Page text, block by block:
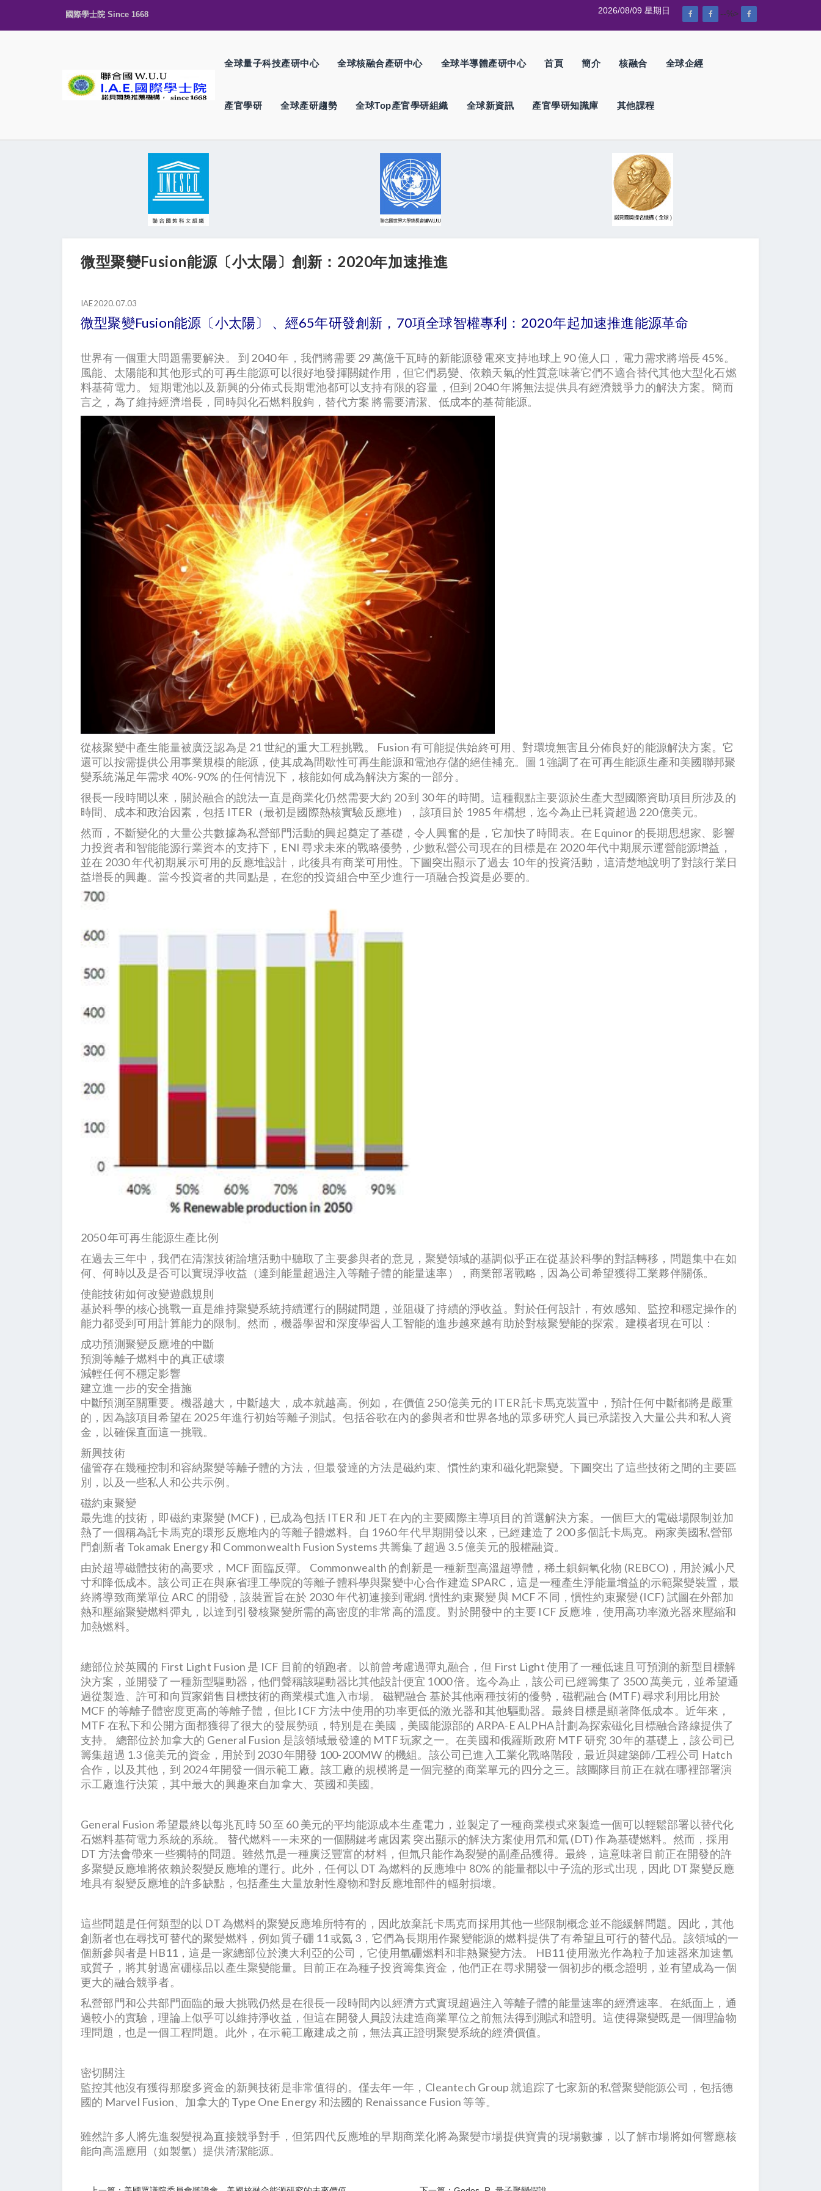
國際學士院 Since 1668 --%>
2026/08/09 星期日
全球量子科技產研中心 全球核融合產研中心 全球半導體產研中心 首頁 簡介 核融合 全球企經
產官學研 全球產研趨勢 全球Top產官學研組織 全球新資訊 產官學研知識庫 其他課程
微型聚變Fusion能源〔小太陽〕創新：2020年加速推進
IAE2020.07.03
微型聚變Fusion能源〔小太陽〕 、經65年研發創新，70項全球智權專利：2020年起加速推進能源革命
世界有一個重大問題需要解決。 到 2040 年，我們將需要 29 萬億千瓦時的新能源發電來支持地球上 90 億人口，電力需求將增長 45%。
風能、太陽能和其他形式的可再生能源可以很好地發揮關鍵作用，但它們易變、依賴天氣的性質意味著它們不適合替代其他大型化石燃
料基荷電力。 短期電池以及新興的分佈式長期電池都可以支持有限的容量，但到 2040 年將無法提供具有經濟競爭力的解決方案。簡而
言之，為了維持經濟增長，同時與化石燃料脫鉤，替代方案 將需要清潔、低成本的基荷能源。
從核聚變中產生能量被廣泛認為是 21 世紀的重大工程挑戰。 Fusion 有可能提供始終可用、對環境無害且分佈良好的能源解決方案。它
還可以按需提供公用事業規模的能源，使其成為間歇性可再生能源和電池存儲的絕佳補充。圖 1 強調了在可再生能源生產和美國聯邦聚
變系統滿足年需求 40%-90% 的任何情況下，核能如何成為解決方案的一部分。
很長一段時間以來，關於融合的說法一直是商業化仍然需要大約 20 到 30 年的時間。這種觀點主要源於生產大型國際資助項目所涉及的
時間、成本和政治因素，包括 ITER（最初是國際熱核實驗反應堆），該項目於 1985 年構想，迄今為止已耗資超過 220 億美元。
然而，不斷變化的大量公共數據為私營部門活動的興起奠定了基礎，令人興奮的是，它加快了時間表。在 Equinor 的長期思想家、影響
力投資者和智能能源行業資本的支持下，ENI 尋求未來的戰略優勢，少數私營公司現在的目標是在 2020 年代中期展示運營能源增益，
並在 2030 年代初期展示可用的反應堆設計，此後具有商業可用性。下圖突出顯示了過去 10 年的投資活動，這清楚地說明了對該行業日
益增長的興趣。當今投資者的共同點是，在您的投資組合中至少進行一項融合投資是必要的。
2050 年可再生能源生產比例
在過去三年中，我們在清潔技術論壇活動中聽取了主要參與者的意見，聚變領域的基調似乎正在從基於科學的對話轉移，問題集中在如
何、何時以及是否可以實現淨收益（達到能量超過注入等離子體的能量速率），商業部署戰略，因為公司希望獲得工業夥伴關係。
使能技術如何改變遊戲規則
基於科學的核心挑戰一直是維持聚變系統持續運行的關鍵問題，並阻礙了持續的淨收益。對於任何設計，有效感知、監控和穩定操作的
能力都受到可用計算能力的限制。然而，機器學習和深度學習人工智能的進步越來越有助於對核聚變能的探索。建模者現在可以：
成功預測聚變反應堆的中斷
預測等離子燃料中的真正破壞
減輕任何不穩定影響
建立進一步的安全措施
中斷預測至關重要。機器越大，中斷越大，成本就越高。例如，在價值 250 億美元的 ITER 託卡馬克裝置中，預計任何中斷都將是嚴重
的，因為該項目希望在 2025 年進行初始等離子測試。包括谷歌在內的參與者和世界各地的眾多研究人員已承諾投入大量公共和私人資
金，以確保直面這一挑戰。
新興技術
儘管存在幾種控制和容納聚變等離子體的方法，但最發達的方法是磁約束、慣性約束和磁化靶聚變。下圖突出了這些技術之間的主要區
別，以及一些私人和公共示例。
磁約束聚變
最先進的技術，即磁約束聚變 (MCF)，已成為包括 ITER 和 JET 在內的主要國際主導項目的首選解決方案。一個巨大的電磁場限制並加
熱了一個稱為託卡馬克的環形反應堆內的等離子體燃料。自 1960 年代早期開發以來，已經建造了 200 多個託卡馬克。兩家美國私營部
門創新者 Tokamak Energy 和 Commonwealth Fusion Systems 共籌集了超過 3.5 億美元的股權融資。
由於超導磁體技術的高要求，MCF 面臨反彈。 Commonwealth 的創新是一種新型高溫超導體，稀土鋇銅氧化物 (REBCO)，用於減小尺
寸和降低成本。該公司正在與麻省理工學院的等離子體科學與聚變中心合作建造 SPARC，這是一種產生淨能量增益的示範聚變裝置，最
終將導致商業單位 ARC 的開發，該裝置旨在於 2030 年代初連接到電網. 慣性約束聚變 與 MCF 不同，慣性約束聚變 (ICF) 試圖在外部加
熱和壓縮聚變燃料彈丸，以達到引發核聚變所需的高密度的非常高的溫度。對於開發中的主要 ICF 反應堆，使用高功率激光器來壓縮和
加熱燃料。
總部位於英國的 First Light Fusion 是 ICF 目前的領跑者。以前曾考慮過彈丸融合，但 First Light 使用了一種低速且可預測的新型目標解
決方案，並開發了一種新型驅動器，他們聲稱該驅動器比其他設計便宜 1000 倍。迄今為止，該公司已經籌集了 3500 萬美元，並希望通
過從製造、許可和向買家銷售目標技術的商業模式進入市場。 磁靶融合 基於其他兩種技術的優勢，磁靶融合 (MTF) 尋求利用比用於
MCF 的等離子體密度更高的等離子體，但比 ICF 方法中使用的功率更低的激光器和其他驅動器。最終目標是顯著降低成本。近年來，
MTF 在私下和公開方面都獲得了很大的發展勢頭，特別是在美國，美國能源部的 ARPA-E ALPHA 計劃為探索磁化目標融合路線提供了
支持。 總部位於加拿大的 General Fusion 是該領域最發達的 MTF 玩家之一。在美國和俄羅斯政府 MTF 研究 30 年的基礎上，該公司已
籌集超過 1.3 億美元的資金，用於到 2030 年開發 100-200MW 的機組。該公司已進入工業化戰略階段，最近與建築師/工程公司 Hatch
合作，以及其他，到 2024 年開發一個示範工廠。該工廠的規模將是一個完整的商業單元的四分之三。該團隊目前正在就在哪裡部署演
示工廠進行決策，其中最大的興趣來自加拿大、英國和美國。
General Fusion 希望最終以每兆瓦時 50 至 60 美元的平均能源成本生產電力，並製定了一種商業模式來製造一個可以輕鬆部署以替代化
石燃料基荷電力系統的系統。 替代燃料——未來的一個關鍵考慮因素 突出顯示的解決方案使用氘和氚 (DT) 作為基礎燃料。然而，採用
DT 方法會帶來一些獨特的問題。雖然氘是一種廣泛豐富的材料，但氚只能作為裂變的副產品獲得。最終，這意味著目前正在開發的許
多聚變反應堆將依賴於裂變反應堆的運行。此外，任何以 DT 為燃料的反應堆中 80% 的能量都以中子流的形式出現，因此 DT 聚變反應
堆具有裂變反應堆的許多缺點，包括產生大量放射性廢物和對反應堆部件的輻射損壞。
這些問題是任何類型的以 DT 為燃料的聚變反應堆所特有的，因此放棄託卡馬克而採用其他一些限制概念並不能緩解問題。因此，其他
創新者也在尋找可替代的聚變燃料，例如質子硼 11 或氦 3，它們為長期用作聚變能源的燃料提供了有希望且可行的替代品。該領域的一
個新參與者是 HB11，這是一家總部位於澳大利亞的公司，它使用氫硼燃料和非熱聚變方法。 HB11 使用激光作為粒子加速器來加速氫
或質子，將其射過富硼樣品以產生聚變能量。目前正在為種子投資籌集資金，他們正在尋求開發一個初步的概念證明，並有望成為一個
更大的融合競爭者。
私營部門和公共部門面臨的最大挑戰仍然是在很長一段時間內以經濟方式實現超過注入等離子體的能量速率的經濟速率。在紙面上，通
過較小的實驗，理論上似乎可以維持淨收益，但這在開發人員設法建造商業單位之前無法得到測試和證明。這使得聚變既是一個理論物
理問題，也是一個工程問題。此外，在示範工廠建成之前，無法真正證明聚變系統的經濟價值。
密切關注
監控其他沒有獲得那麼多資金的新興技術是非常值得的。僅去年一年，Cleantech Group 就追踪了七家新的私營聚變能源公司，包括德
國的 Marvel Fusion、加拿大的 Type One Energy 和法國的 Renaissance Fusion 等等。
雖然許多人將先進裂變視為直接競爭對手，但第四代反應堆的早期商業化將為聚變市場提供寶貴的現場數據，以了解市場將如何響應核
能向高溫應用（如製氫）提供清潔能源。